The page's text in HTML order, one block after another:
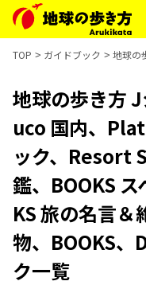
TOP ガイドブック 地球の
地球の歩き方
uco 国内、
ック、Resort
鑑、BOOKS
KS 旅の名言＆
物、BOOKS、
ク一覧